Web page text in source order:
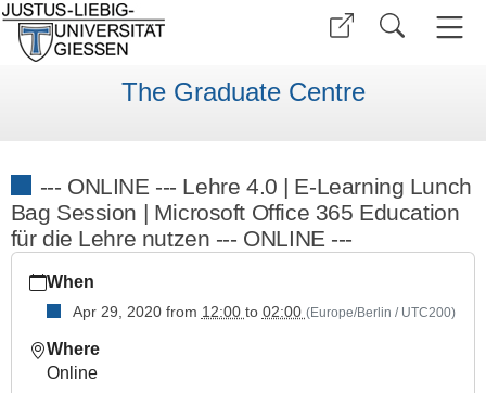
The Graduate Centre
--- ONLINE --- Lehre 4.0 | E-Learning Lunch
Bag Session | Microsoft Office 365 Education
für die Lehre nutzen --- ONLINE ---
giessen.de/en/faculties/ggkgcsc/events/semester-
overview/previous/archive/summer-
2020/extra-
courses/online-
When
Apr 29, 2020from 12:00 to 02:00 (Europe/Berlin / UTC200)
Where
Online